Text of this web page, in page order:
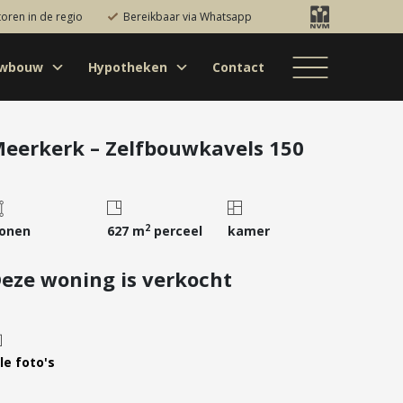
Particulieren
in de regio Bereikbaar via Whatsapp
Bestaande bouw
Nieuwbouw
Internationaal
Bedrijfsaanbod
Hypotheken
oversluiten
Starterslening
Duurzame
Contact
– Zelfbouwkavels 150
627 m2 perceel kamer
woning is verkocht
foto's